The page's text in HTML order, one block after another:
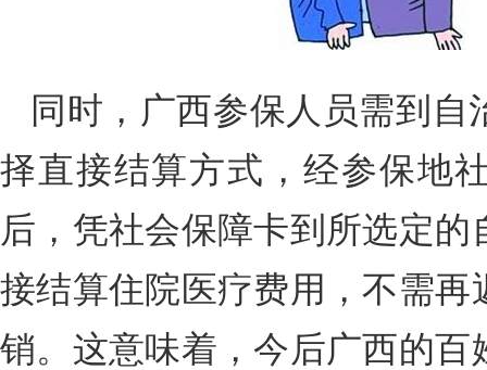
同时，广西参保人员需到
择直接结算方式，经参保地
后，凭社会保障卡到所选定
接结算住院医疗费用，不需
销。这意味着，今后广西的